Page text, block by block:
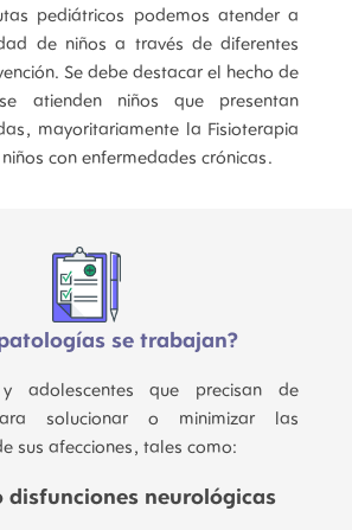
pediátricos podemos atender a
de niños a través de diferentes
Se debe destacar el hecho de
atienden niños que presentan
mayoritariamente la Fisioterapia
con enfermedades crónicas.
se trabajan?
adolescentes que precisan de
solucionar o minimizar las
sus afecciones, tales como:
disfunciones neurológicas